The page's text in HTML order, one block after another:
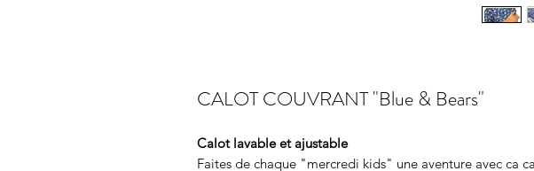
CALOT COUVRANT "Blue & Bears"
Calot lavable et ajustable
Faites de chaque "mercredi kids" une aventure avec ca